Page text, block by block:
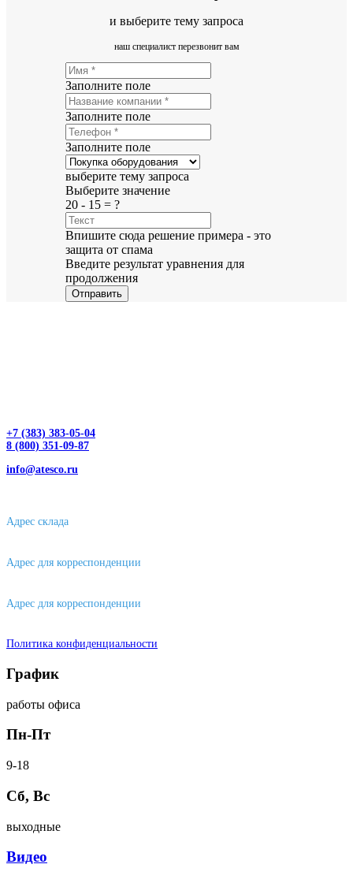
и выберите тему запроса
наш специалист перезвонит вам
Заполните поле
Заполните поле
Заполните поле
выберите тему запроса
Выберите значение
20 - 15 = ?
Впишите сюда решение примера - это
защита от спама
Введите результат уравнения для
продолжения
Отправить
+7 (383) 383-05-04
8 (800) 351-09-87
info@atesco.ru
Адрес склада
Адрес для корреспонденции
Адрес для корреспонденции
Политика конфиденциальности
График
работы офиса
Пн-Пт
9-18
Сб, Вс
выходные
Видео